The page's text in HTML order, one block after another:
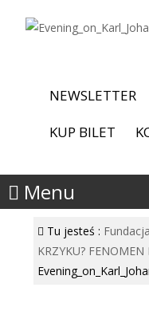
NEWSLETTER
KUP BILET
Menu
Tu jesteś :
KRZYKU?